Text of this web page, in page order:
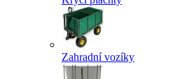
Zahradní vozíky